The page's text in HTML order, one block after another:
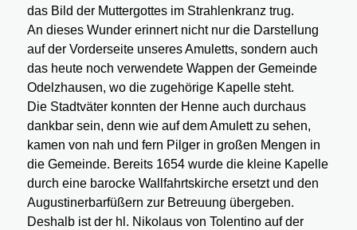
das Bild der Muttergottes im Strahlenkranz trug.
An dieses Wunder erinnert nicht nur die Darstellung
auf der Vorderseite unseres Amuletts, sondern auch
das heute noch verwendete Wappen der Gemeinde
Odelzhausen, wo die zugehörige Kapelle steht.
Die Stadtväter konnten der Henne auch durchaus
dankbar sein, denn wie auf dem Amulett zu sehen,
kamen von nah und fern Pilger in großen Mengen in
die Gemeinde. Bereits 1654 wurde die kleine Kapelle
durch eine barocke Wallfahrtskirche ersetzt und den
Augustinerbarfüßern zur Betreuung übergeben.
Deshalb ist der hl. Nikolaus von Tolentino auf der